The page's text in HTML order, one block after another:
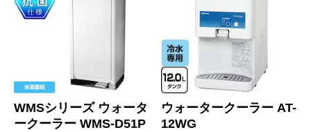
WMSシリーズ ウォータ
ークーラー WMS-D51P
ウォータークーラー AT-
12WG